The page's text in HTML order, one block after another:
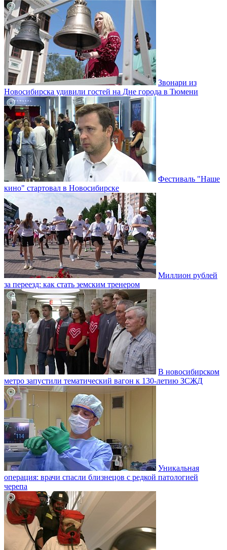
Звонари из
Новосибирска удивили гостей на Дне города в Тюмени
Фестиваль "Наше
кино" стартовал в Новосибирске
Миллион рублей
за переезд: как стать земским тренером
В новосибирском
метро запустили тематический вагон к 130-летию ЗСЖД
Уникальная
операция: врачи спасли близнецов с редкой патологией
черепа